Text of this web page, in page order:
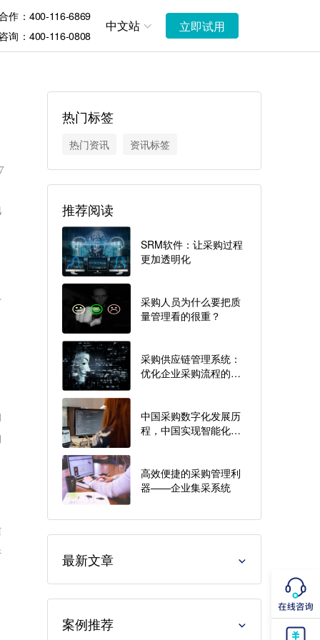
作：400-116-6869
询：400-116-0808
中文站 立即试用
热门标签
热门资讯 资讯标签
推荐阅读
SRM软件：让采购过程
更加透明化
采购人员为什么要把质
量管理看的很重？
采购供应链管理系统：
优化企业采购流程的智
中国采购数字化发展历
程，中国实现智能化采
高效便捷的采购管理利
器——企业集采系统
最新文章
案例推荐